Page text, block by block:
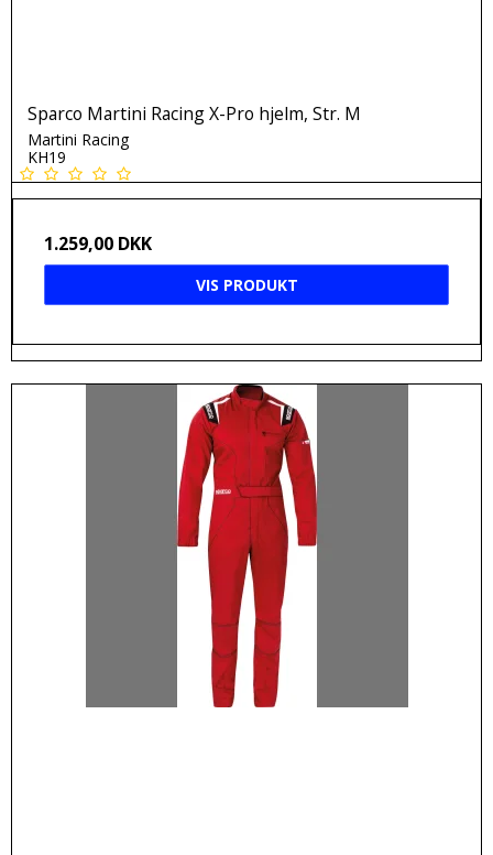
Sparco Martini Racing X-Pro hjelm, Str. M
Martini Racing
KH19
1.259,00 DKK
VIS PRODUKT